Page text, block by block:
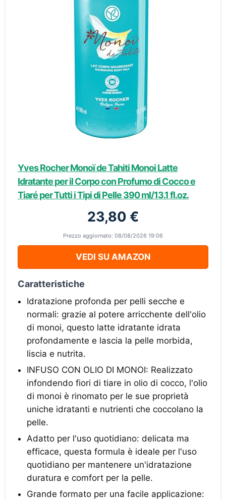
Yves Rocher Monoï de Tahiti Monoi Latte
Idratante per il Corpo con Profumo di Cocco e
Tiaré per Tutti i Tipi di Pelle 390 ml/13.1 fl.oz.
23,80 €
Prezzo aggiornato: 08/08/2026 19:06
VEDI SU AMAZON
Caratteristiche
Idratazione profonda per pelli secche e
normali: grazie al potere arricchente dell'olio
di monoi, questo latte idratante idrata
profondamente e lascia la pelle morbida,
liscia e nutrita.
INFUSO CON OLIO DI MONOI: Realizzato
infondendo fiori di tiare in olio di cocco, l'olio
di monoi è rinomato per le sue proprietà
uniche idratanti e nutrienti che coccolano la
pelle.
Adatto per l'uso quotidiano: delicata ma
efficace, questa formula è ideale per l'uso
quotidiano per mantenere un'idratazione
duratura e comfort per la pelle.
Grande formato per una facile applicazione: